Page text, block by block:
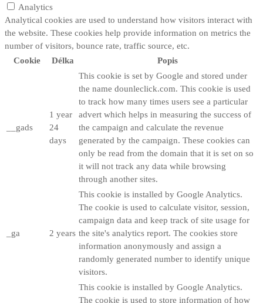
Analytics
Analytical cookies are used to understand how visitors interact with
the website. These cookies help provide information on metrics the
number of visitors, bounce rate, traffic source, etc.
Cookie
Délka Popis
__gads
1 year
24
days
This cookie is set by Google and stored under
the name dounleclick.com. This cookie is used
to track how many times users see a particular
advert which helps in measuring the success of
the campaign and calculate the revenue
generated by the campaign. These cookies can
only be read from the domain that it is set on so
it will not track any data while browsing
through another sites.
_ga 2 years
This cookie is installed by Google Analytics.
The cookie is used to calculate visitor, session,
campaign data and keep track of site usage for
the site's analytics report. The cookies store
information anonymously and assign a
randomly generated number to identify unique
visitors.
This cookie is installed by Google Analytics.
The cookie is used to store information of how